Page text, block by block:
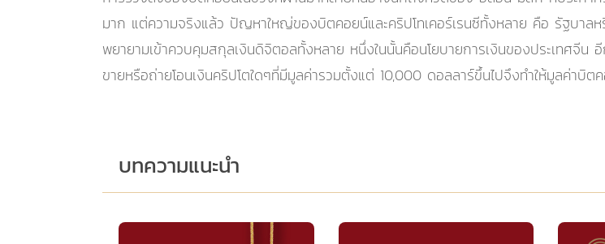
มาก แต่ความจริงแล้ว ปัญหาใหญ่ของบิตคอยน์และคริปโทเคอร์เรนซีทั้งหลาย คือ รัฐบาล
พยายามเข้าควบคุมสกุลเงินดิจิตอลทั้งหลาย หนึ่งในนั้นคือนโยบายการเงินของประเทศจีน
ขายหรือถ่ายโอนเงินคริปโตใดๆที่มีมูลค่ารวมตั้งแต่ 10,000 ดอลลาร์ขึ้นไปจึงทำให้มูลค่าบิต
บทความแนะนำ